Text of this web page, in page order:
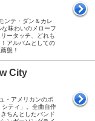
ンテ・ダン＆カレ
味わいのメローフ
ータッチ、どれも
アルバムとしての
盤！
City
・アメリカンのボ
ティ」。全曲自作
ちんとしたバンド